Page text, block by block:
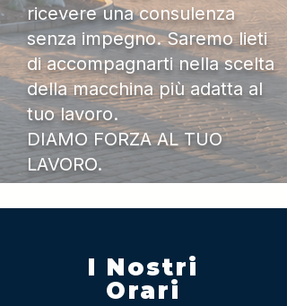
ricevere una consulenza
senza impegno. Saremo lieti
di accompagnarti nella scelta
della macchina più adatta al
tuo lavoro.
DIAMO FORZA AL TUO
LAVORO.
I Nostri
Orari